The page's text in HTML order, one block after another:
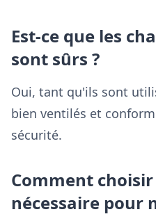
Est-ce que les
sont sûrs ?
Oui, tant qu'ils sont
bien ventilés et
sécurité.
Comment
nécessaire pour